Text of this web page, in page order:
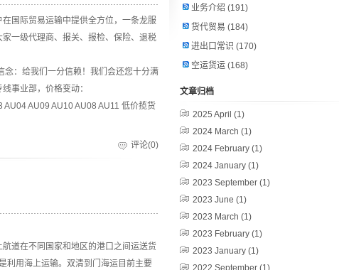
国际贸易运输中提供全方位，一条龙服
一级代理商、报关、报检、保险、退税
：给我们一分信赖！我们会还您十分满
事业部，价格变动：
AU09 AU10 AU08 AU11 低价揽货
评论(0)
道在不同国家和地区的港口之间运送货
利用海上运输。双清到门海运目前主要
业务介绍 (191)
货代贸易 (184)
进出口常识 (170)
空运货运 (168)
文章归档
2025 April (1)
2024 March (1)
2024 February (1)
2024 January (1)
2023 September (1)
2023 June (1)
2023 March (1)
2023 February (1)
2023 January (1)
2022 September (1)